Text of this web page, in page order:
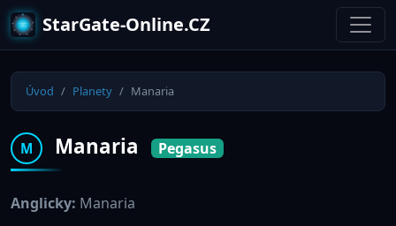
StarGate-Online.CZ
Úvod Planety Manaria
M Manaria Pegasus
Anglicky: Manaria